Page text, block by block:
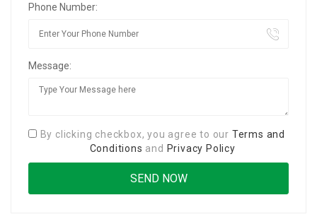
Phone Number:
Message:
By clicking checkbox, you agree to our Terms and
Conditions and Privacy Policy